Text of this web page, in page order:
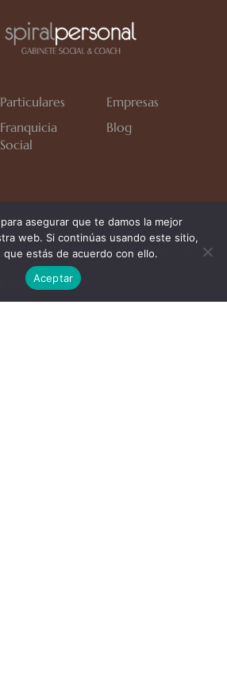
Particulares
Empresas
Franquicia
Social
Blog
Chapín II Fase, Bloque 6,
(Cádiz)
asegurar que te damos la mejor
web. Si continúas usando este sitio,
que estás de acuerdo con ello.
Aceptar